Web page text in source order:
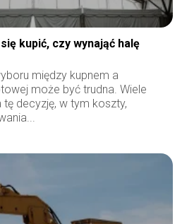
kupić, czy wynająć halę
między kupnem a
może być trudna. Wiele
tę decyzję, w tym koszty,